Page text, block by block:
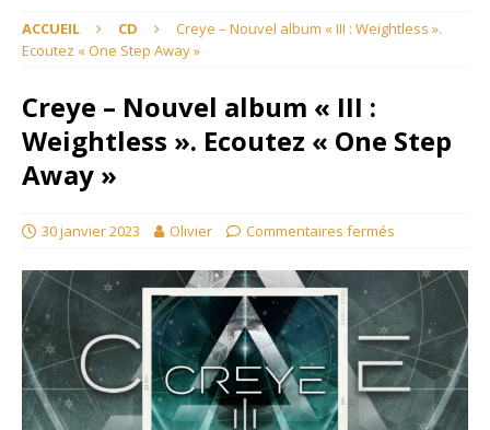
ACCUEIL CD
Creye – Nouvel album « III : Weightless ».
Ecoutez « One Step Away »
Creye – Nouvel album « III :
Weightless ». Ecoutez « One Step
Away »
30 janvier 2023 Olivier Commentaires fermés